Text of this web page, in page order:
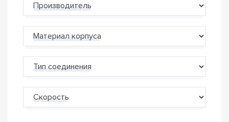
Производитель
Материал корпуса
Тип соединения
Скорость